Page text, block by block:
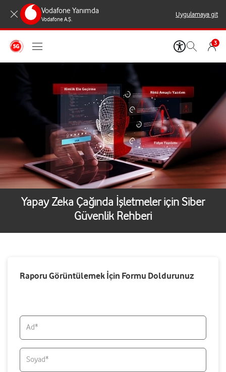
Vodafone Yanımda
Vodafone A.Ş.
Uygulamaya git
3
Yapay Zeka Çağında İşletmeler için Siber
Güvenlik Rehberi
Raporu Görüntülemek İçin Formu Doldurunuz
Ad*
Soyad*